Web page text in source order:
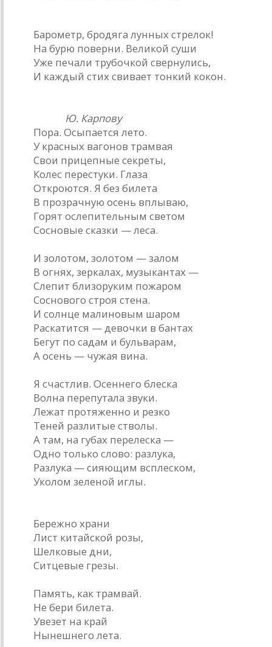
Барометр, бродяга лунных стрелок!
На бурю поверни. Великой суши
Уже печали трубочкой свернулись,
И каждый стих свивает тонкий кокон.
Ю. Карпову
Пора. Осыпается лето.
У красных вагонов трамвая
Свои прицепные секреты,
Колес перестуки. Глаза
Откроются. Я без билета
В прозрачную осень вплываю,
Горят ослепительным светом
Сосновые сказки — леса.
И золотом, золотом — залом
В огнях, зеркалах, музыкантах —
Слепит близоруким пожаром
Соснового строя стена.
И солнце малиновым шаром
Раскатится — девочки в бантах
Бегут по садам и бульварам,
А осень — чужая вина.
Я счастлив. Осеннего блеска
Волна перепутала звуки.
Лежат протяженно и резко
Теней разлитые стволы.
А там, на губах перелеска —
Одно только слово: разлука,
Разлука — сияющим всплеском,
Уколом зеленой иглы.
Бережно храни
Лист китайской розы,
Шелковые дни,
Ситцевые грезы.
Память, как трамвай.
Не бери билета.
Увезет на край
Нынешнего лета.